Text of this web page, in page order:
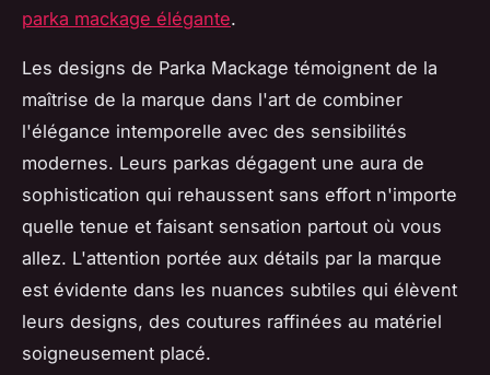
parka mackage élégante.
Les designs de Parka Mackage témoignent de la
maîtrise de la marque dans l'art de combiner
l'élégance intemporelle avec des sensibilités
modernes. Leurs parkas dégagent une aura de
sophistication qui rehaussent sans effort n'importe
quelle tenue et faisant sensation partout où vous
allez. L'attention portée aux détails par la marque
est évidente dans les nuances subtiles qui élèvent
leurs designs, des coutures raffinées au matériel
soigneusement placé.